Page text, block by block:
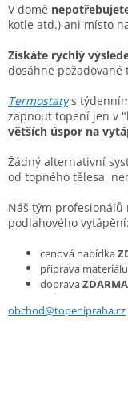
V domě
kotle atd.) ani místo
Získáte rychlý
dosáhne
Termostatys
zapnout topení jen v
větších úspor na
Žádný alternativní
od topného tělesa,
Náš tým
podlahového vytápění:
cenová nabídka
příprava materiálu
dopravaZDARMA
obchod@topenipraha.cz